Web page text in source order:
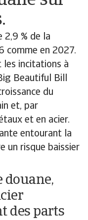
2,9 % de la
comme en 2027.
les incitations à
Beautiful Bill
du
et, par
et en acier.
entourant la
un risque baissier
douane,
des parts